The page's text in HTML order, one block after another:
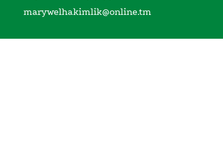
marywelhakimlik@online.tm